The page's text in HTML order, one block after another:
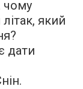
чому
який
дати